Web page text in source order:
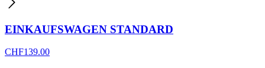
EINKAUFSWAGEN STANDARD
CHF139.00